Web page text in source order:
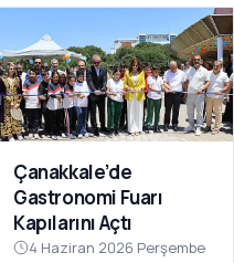
Çanakkale’de
Gastronomi Fuarı
Kapılarını Açtı
4 Haziran 2026 Perşembe